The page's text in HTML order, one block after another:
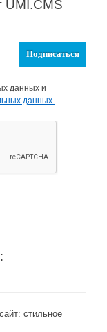
UMI.CMS
данных и
данных.
стильное